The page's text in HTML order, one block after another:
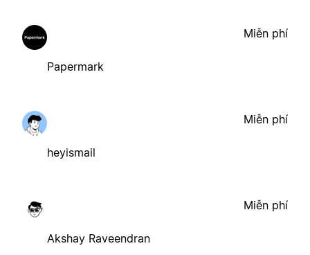
Papermark
Miễn phí
heyismail
Miễn phí
Akshay Raveendran
Miễn phí